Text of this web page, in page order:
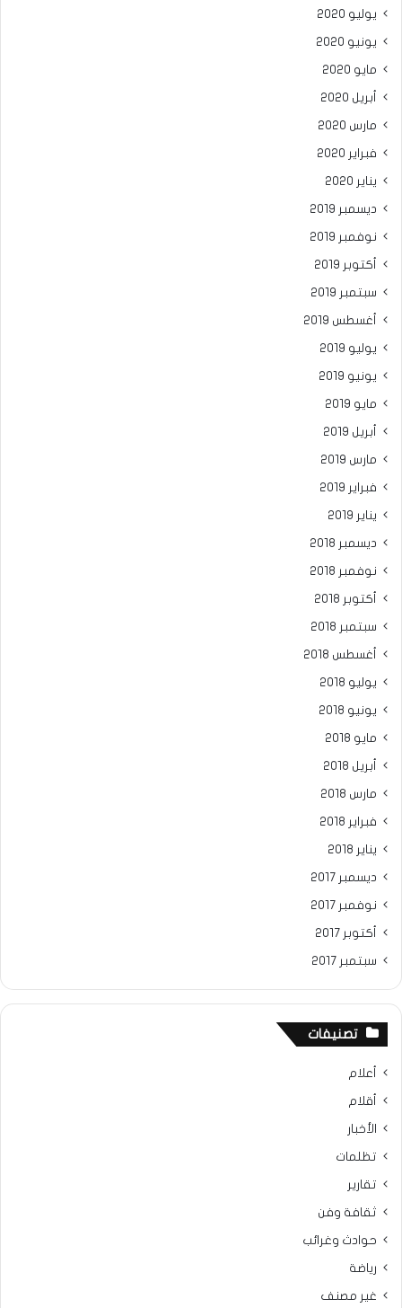
يوليو 2020
يونيو 2020
مايو 2020
أبريل 2020
مارس 2020
فبراير 2020
يناير 2020
ديسمبر 2019
نوفمبر 2019
أكتوبر 2019
سبتمبر 2019
أغسطس 2019
يوليو 2019
يونيو 2019
مايو 2019
أبريل 2019
مارس 2019
فبراير 2019
يناير 2019
ديسمبر 2018
نوفمبر 2018
أكتوبر 2018
سبتمبر 2018
أغسطس 2018
يوليو 2018
يونيو 2018
مايو 2018
أبريل 2018
مارس 2018
فبراير 2018
يناير 2018
ديسمبر 2017
نوفمبر 2017
أكتوبر 2017
سبتمبر 2017
تصنيفات
أعلام
أقلام
الأخبار
تظلمات
تقارير
ثقافة وفن
حوادث وغرائب
رياضة
غير مصنف